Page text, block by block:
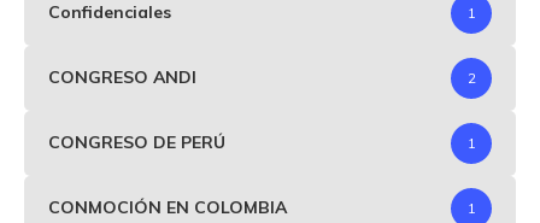
Confidenciales 1
CONGRESO ANDI 2
CONGRESO DE PERÚ 1
CONMOCIÓN EN COLOMBIA 1